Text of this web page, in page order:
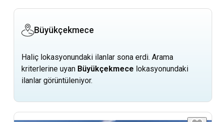
Büyükçekmece
Haliç lokasyonundaki ilanlar sona erdi. Arama
kriterlerine uyan Büyükçekmece lokasyonundaki
ilanlar görüntüleniyor.